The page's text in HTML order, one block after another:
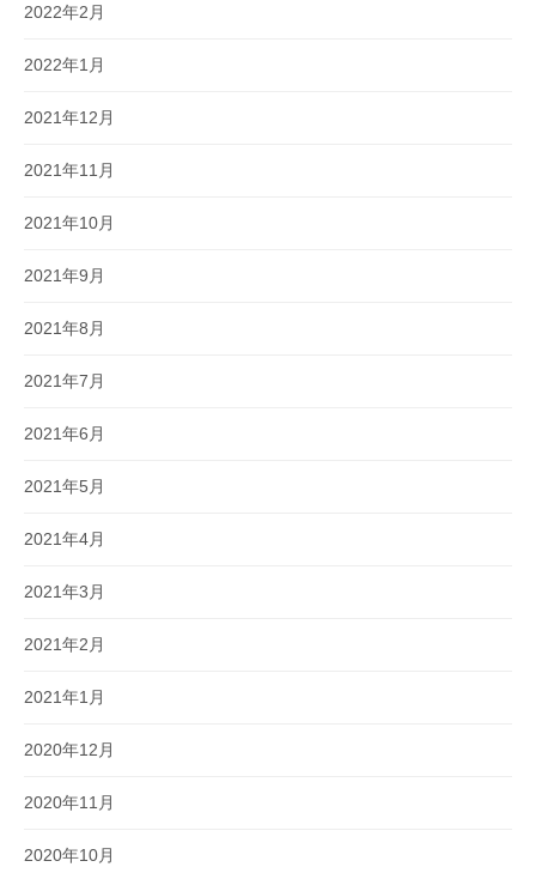
2022年2月
2022年1月
2021年12月
2021年11月
2021年10月
2021年9月
2021年8月
2021年7月
2021年6月
2021年5月
2021年4月
2021年3月
2021年2月
2021年1月
2020年12月
2020年11月
2020年10月